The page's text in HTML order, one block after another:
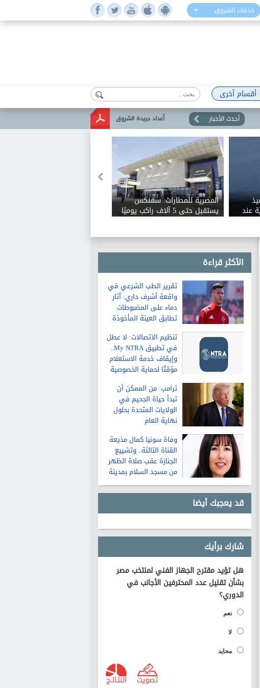
خدمات الشروق
أقسام أخرى
أعداد جريدة الشروق أحدث الأخبار
عند
المصرية للمطارات: سفنكس
يستقبل حتى 5 آلاف راكب يوميًا
ويخدم 28 وجهة دولية
الأكثر قراءة
تقرير الطب الشرعي في
واقعة أشرف داري: آثار
دماء على المضبوطات
تطابق العينة المأخوذة
تنظيم الاتصالات: لا عطل
في تطبيق My NTRA..
وإيقاف خدمة الاستعلام
مؤقتًا لحماية الخصوصية
ترامب: من الممكن أن
تبدأ حياة الجحيم في
الولايات المتحدة بحلول
نهاية العام
وفاة سونيا كمال مذيعة
القناة الثالثة.. وتشييع
الجنازة عقب صلاة الظهر
من مسجد السلام بمدينة
نصر
قد يعجبك أيضا
شارك برأيك
هل تؤيد مقترح الجهاز الفني لمنتخب مصر
بشأن تقليل عدد المحترفين الأجانب في
الدوري؟
نعم
لا
محايد
النتـائـج تصويت